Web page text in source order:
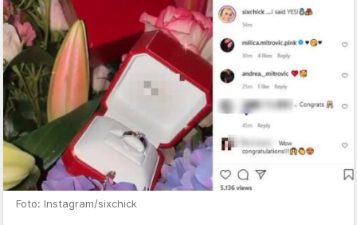
Foto: Instagram/sixchick